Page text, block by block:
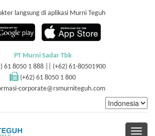
langsung di aplikasi Murni Teguh
PT Murni Sadar Tbk
61 8050 1 888 || (+62) 61-80501900
(+62) 61 8050 1 800
corporate@rsmurniteguh.com
Toggle